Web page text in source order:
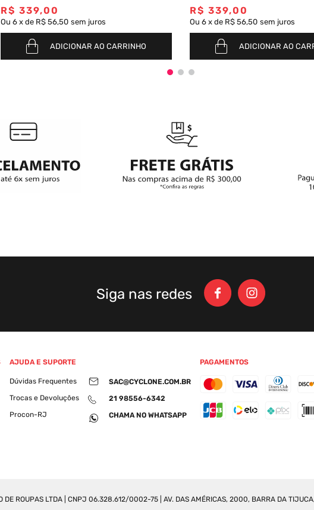
R$ 339,00
Ou 6 xde R$ 56,50 sem juros
ADICIONAR AO CARRINHO
R$ 339,00
Ou 6 xde R$ 56,50 sem juros
ADICIONAR AO
Siga nas redes
AJUDA E SUPORTE
Dúvidas Frequentes
Trocas e Devoluções
Procon-RJ
SAC@CYCLONE.COM.BR
21 98556-6342
CHAMA NO WHATSAPP
PAGAMENTOS
DE ROUPAS LTDA | CNPJ 06.328.612/0002-75 | AV. DAS AMÉRICAS, 2000, BARRA DA